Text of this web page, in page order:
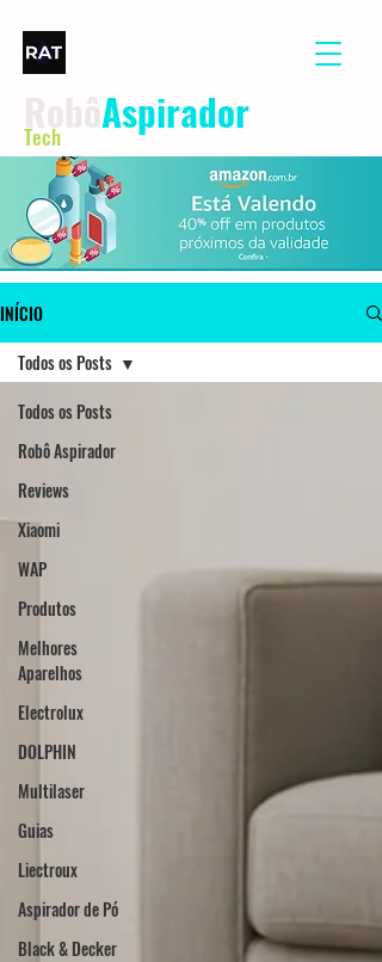
Aspirador
Tech
INÍCIO
Todos os Posts
Robô Aspirador
Reviews
Xiaomi
WAP
Produtos
Melhores
Aparelhos
Electrolux
DOLPHIN
Multilaser
Guias
Liectroux
Aspirador de Pó
Black & Decker
Todos os Posts